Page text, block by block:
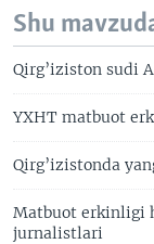
Shu
Qirg’iziston sudi
YXHT matbuot
Qirg’izistonda
Matbuot erkinligi
jurnalistlari